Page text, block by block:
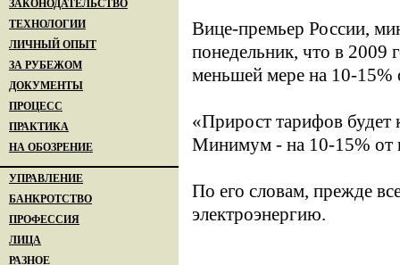
ЗАКОНОДАТЕЛЬСТВО
ТЕХНОЛОГИИ
ЛИЧНЫЙ ОПЫТ
ЗА РУБЕЖОМ
ДОКУМЕНТЫ
ПРОЦЕСС
ПРАКТИКА
НА ОБОЗРЕНИЕ
УПРАВЛЕНИЕ
БАНКРОТСТВО
ПРОФЕССИЯ
ЛИЦА
РАЗНОЕ
Вице-премьер России,
понедельник, что в 2009
меньшей мере на 10-15%
«Прирост тарифов будет
Минимум - на 10-15% от
По его словам, прежде
электроэнергию.